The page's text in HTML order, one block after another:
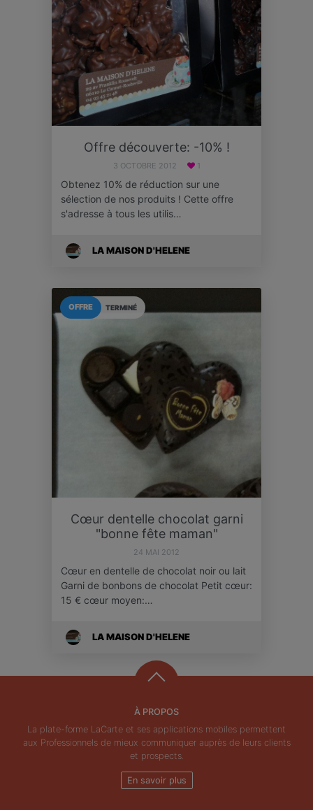
Offre découverte: -10% !
3 OCTOBRE 2012 1
Obtenez 10% de réduction sur une
sélection de nos produits ! Cette offre
s'adresse à tous les utilis…
LA MAISON D'HELENE
TERMINÉ
OFFRE
Cœur dentelle chocolat garni
"bonne fête maman"
24 MAI 2012
Cœur en dentelle de chocolat noir ou lait
Garni de bonbons de chocolat Petit cœur:
15 € cœur moyen:…
LA MAISON D'HELENE
À PROPOS
La plate-forme LaCarte et ses applications mobiles permettent
aux Professionnels de mieux communiquer auprès de leurs clients
et prospects.
En savoir plus